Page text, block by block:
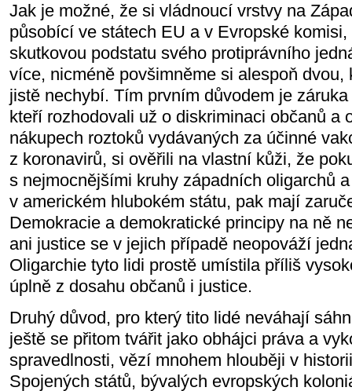
Jak je možné, že si vládnoucí vrstvy na
působící ve státech EU a v Evropské
skutkovou podstatu svého protiprávního
více, nicméně povšimněme si alespoň dvou,
jistě nechybí. Tím prvním důvodem je
kteří rozhodovali už o diskriminaci občanů a
nákupech roztoků vydávaných za účinné
z koronavirů, si ověřili na vlastní kůži, že
s nejmocnějšími kruhy západních oligarchů
v americkém hlubokém státu, pak mají
Demokracie a demokratické principy na ně
ani justice se v jejich případě neopováží
Oligarchie tyto lidi prostě umístila příliš
úplně z dosahu občanů i justice.
Druhý důvod, pro který tito lidé neváhají
ještě se přitom tvářit jako obhájci práva a
spravedlnosti, vězí mnohem hlouběji v
Spojených států, bývalých evropských